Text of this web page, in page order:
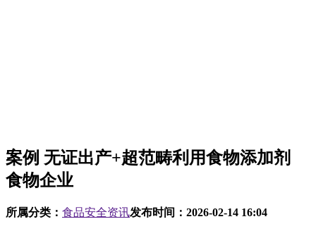
案例 无证出产+超范畴利用食物添加剂
食物企业
所属分类： 食品安全资讯发布时间： 2026-02-14 16:04